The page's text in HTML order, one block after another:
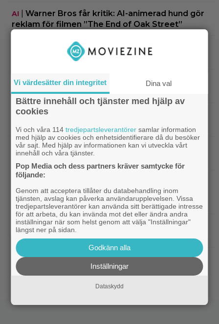
AI
Warner Bros får kritik: AI-animerad hund gör
reklam för filmen ”The End of Oak Street”
”The Simpsons” kan ta slut efter 40
säsonger – tror skådespelaren bakom Bart
Klassiker|90-talets roligaste komedi intar
Viaplay: ”Sjuk humor och genialiskt manus”
HBO Max|
bästa roll i ”fullkomligt lysande” drama från 2013
Streamingtips|Kvällens tv-tips: Du kan inte ana
vem som är mördaren i ”Beck” nummer 20
bästa filmer fyller 20 – gick nästan till en annan
regissör
TV-spel|På tv ikväll: Edward Norton gjorde sin
hyllade filmdebut i denna skarpa thriller
Fantasy|Sista säsongen av ”The Witcher”
försenas – släpps 2027
Vi värdesätter din integritet Dina val
Bättre innehåll och tjänster med hjälp av
cookies
Vi och våra 114tredjepartsleverantörer samlar information
med hjälp av cookies och enhetsidentifierare då du besöker
vår sajt. Med hjälp av informationen kan vi utveckla vårt
innehåll och våra tjänster.
Pop Media och dess partners kräver samtycke för
följande:
Genom att acceptera tillåter du databehandling inom
tjänsten, avslag kan påverka användarupplevelsen. Vissa
tredjepartsleverantörer kan använda sitt berättigade intresse
för att arbeta, du kan invända mot det eller ändra andra
inställningar när som helst genom att välja "Inställningar"
längst ner på sidan.
Godkänn alla
Inställningar
Dataskydd